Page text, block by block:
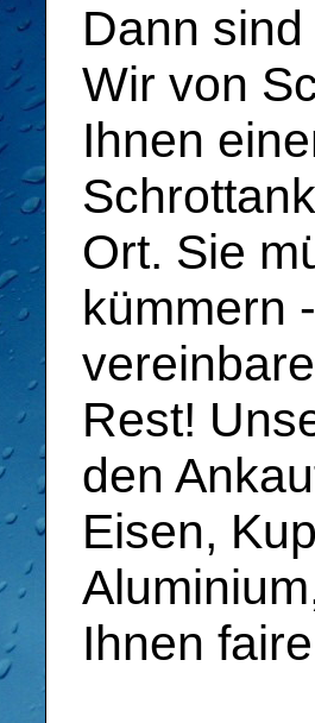
Dann
Wir von
Ihnen
Ort. Sie
kümmern
Rest!
den
Eisen,
Ihnen